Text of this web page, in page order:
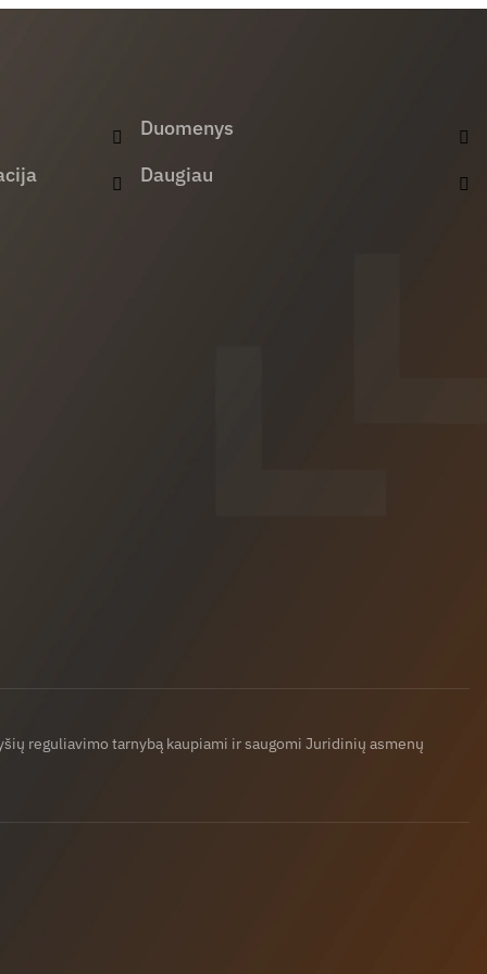
Duomenys
Daugiau
reguliavimo tarnybą kaupiami ir saugomi Juridinių asmenų